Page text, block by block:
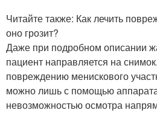
Читайте также: Как лечить
оно грозит?
Даже при подробном описании
пациент направляется на
повреждению менискового
можно лишь с помощью
невозможностью осмотра